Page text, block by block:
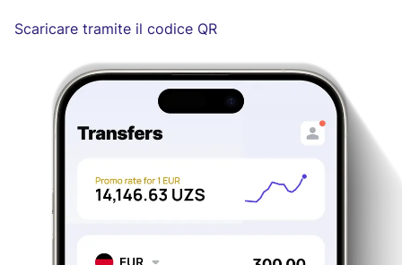
Scaricare tramite il codice QR